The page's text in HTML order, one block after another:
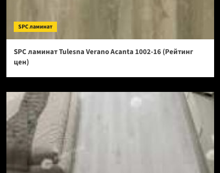
SPC ламинат
SPC ламинат Tulesna Verano Acanta 1002-16 (Рейтинг
цен)